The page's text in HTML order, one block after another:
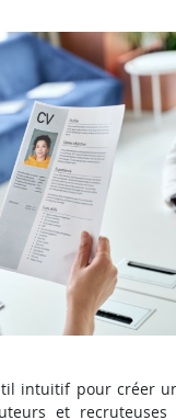
intuitif pour créer
et recruteuses